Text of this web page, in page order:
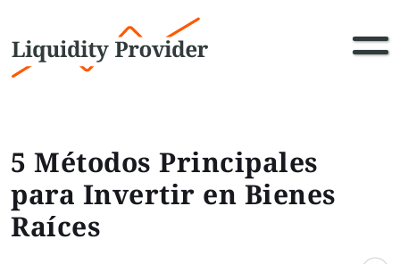
5 Métodos Principales
para Invertir en Bienes
Raíces